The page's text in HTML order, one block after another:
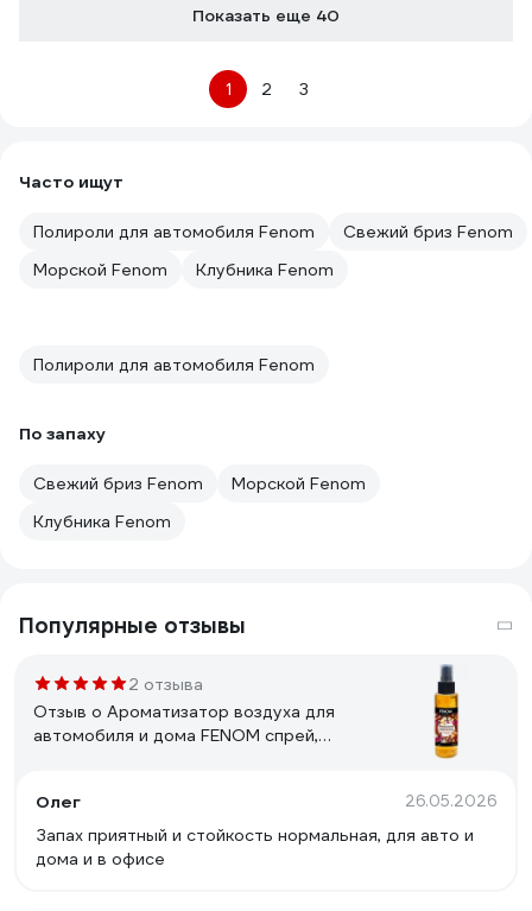
Показать еще 40
1 2 3
Часто ищут
Полироли для автомобиля Fenom
Свежий бриз Fenom
Морской Fenom
Клубника Fenom
Полироли для автомобиля Fenom
По запаху
Свежий бриз Fenom
Морской Fenom
Клубника Fenom
Популярные отзывы
2 отзыва
Отзыв о Ароматизатор воздуха для
автомобиля и дома FENOM спрей,
Олег
26.05.2026
Запах приятный и стойкость нормальная, для авто и
дома и в офисе